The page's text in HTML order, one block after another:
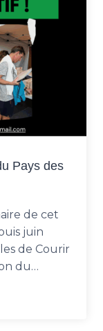
Pays des
de cet
juin
de Courir
du…